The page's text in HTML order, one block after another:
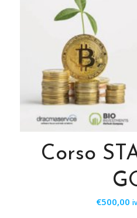
Corso
€500,00